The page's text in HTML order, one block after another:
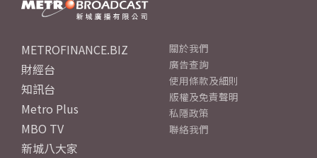
METROFINANCE.BIZ
財經台
知訊台
Metro Plus
MBO TV
新城八大家
關於我們
廣告查詢
使用條款及細則
版權及免責聲明
私隱政策
聯絡我們